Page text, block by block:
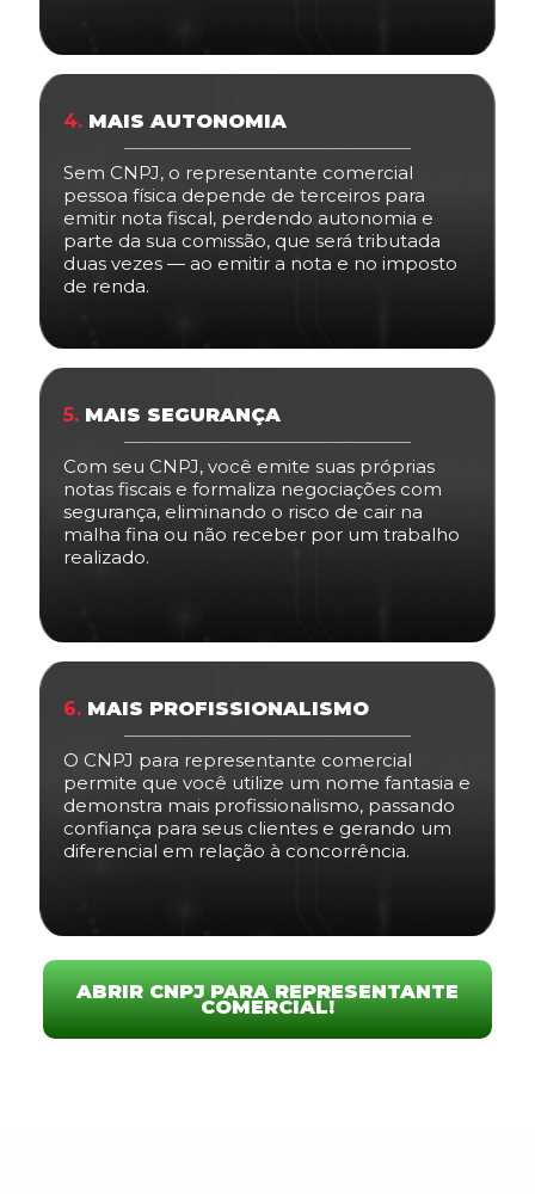
4. MAIS AUTONOMIA
Sem CNPJ, o representante comercial
pessoa física depende de terceiros para
emitir nota fiscal, perdendo autonomia e
parte da sua comissão, que será tributada
duas vezes — ao emitir a nota e no imposto
de renda.
5. MAIS SEGURANÇA
Com seu CNPJ, você emite suas próprias
notas fiscais e formaliza negociações com
segurança, eliminando o risco de cair na
malha fina ou não receber por um trabalho
realizado.
6. MAIS PROFISSIONALISMO
O CNPJ para representante comercial
permite que você utilize um nome fantasia e
demonstra mais profissionalismo, passando
confiança para seus clientes e gerando um
diferencial em relação à concorrência.
ABRIR CNPJ PARA REPRESENTANTE
COMERCIAL!